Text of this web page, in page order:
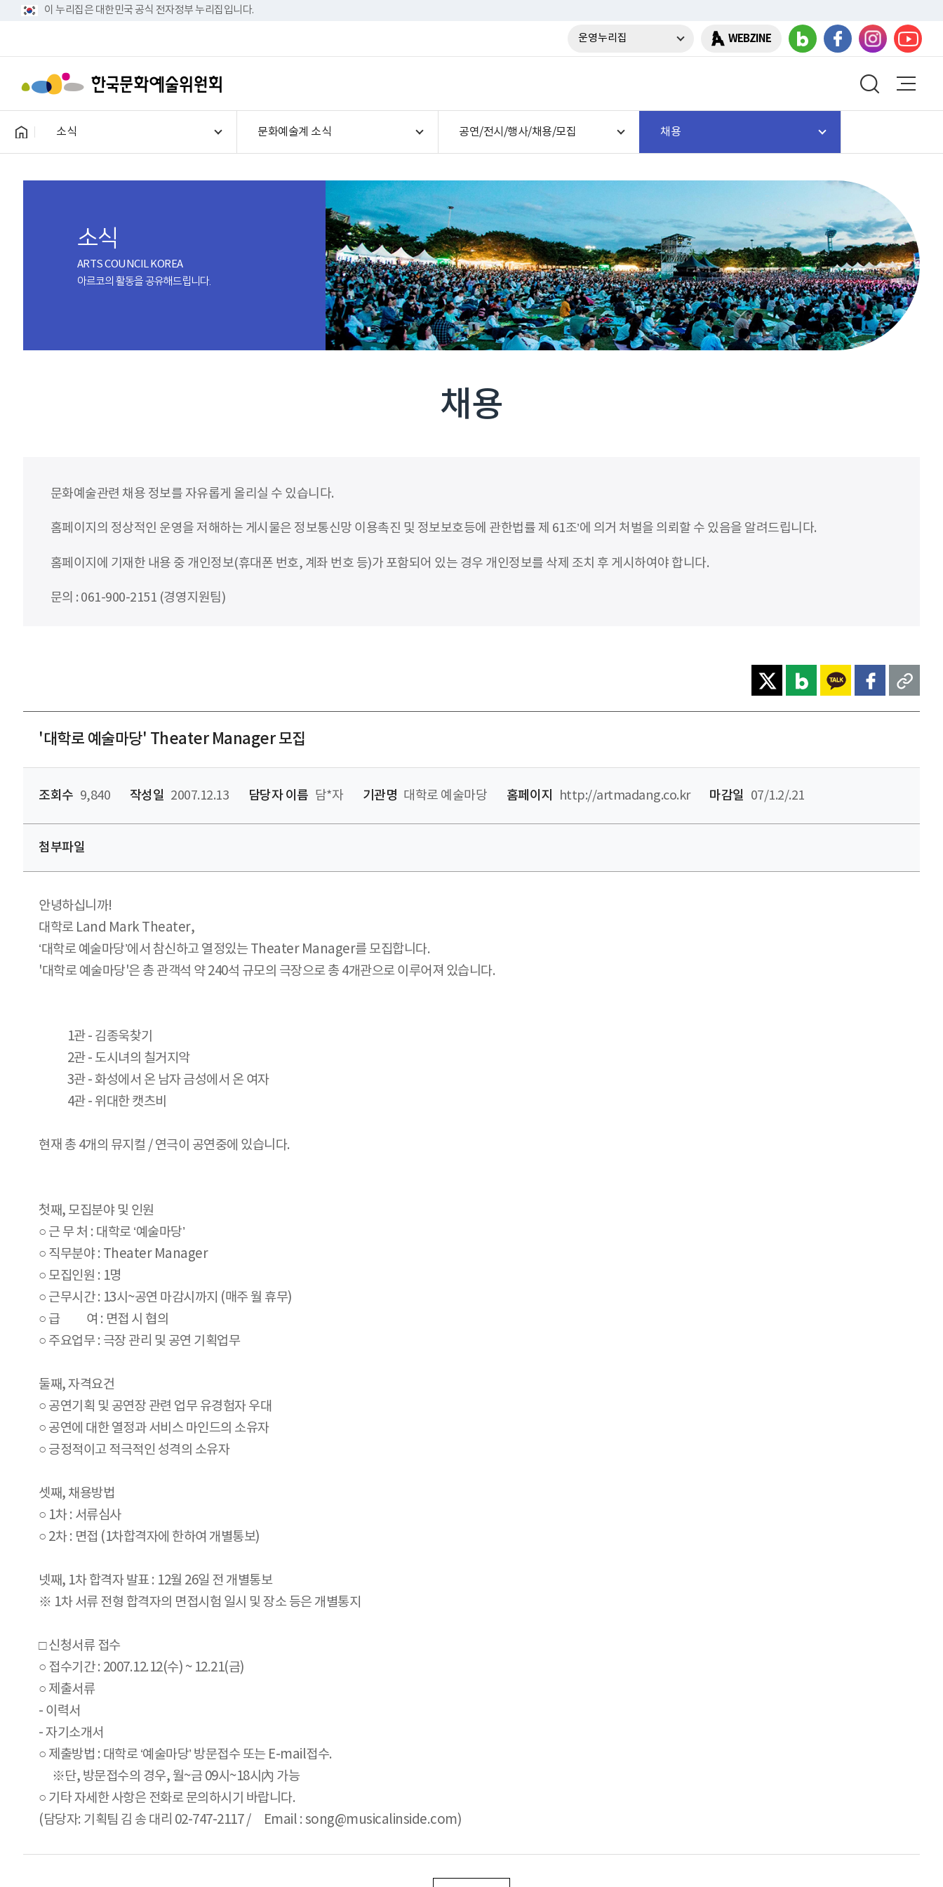
이 누리집은 대한민국 공식 전자정부 누리집입니다.
운영누리집 WEBZINE
소식 문화예술계 소식 공연/전시/행사/채용/모집 채용
소식
ARTS COUNCIL KOREA
아르코의 활동을 공유해드립니다.
채용
문화예술관련 채용 정보를 자유롭게 올리실 수 있습니다.
홈페이지의 정상적인 운영을 저해하는 게시물은 정보통신망 이용촉진 및 정보보호등에 관한법률 제 61조’에 의거 처벌을 의뢰할 수 있음을 알려드립니다.
홈페이지에 기재한 내용 중 개인정보(휴대폰 번호, 계좌 번호 등)가 포함되어 있는 경우 개인정보를 삭제 조치 후 게시하여야 합니다.
문의 : 061-900-2151 (경영지원팀)
'대학로 예술마당' Theater Manager 모집
조회수 9,840 작성일 2007.12.13 담당자 이름 담*자 기관명 대학로 예술마당 홈페이지 http://artmadang.co.kr 마감일 07/1.2/.21
첨부파일
안녕하십니까!
대학로 Land Mark Theater,
‘대학로 예술마당’에서 참신하고 열정있는 Theater Manager를 모집합니다.
'대학로 예술마당'은 총 관객석 약 240석 규모의 극장으로 총 4개관으로 이루어져 있습니다.
1관 - 김종욱찾기
2관 - 도시녀의 칠거지악
3관 - 화성에서 온 남자 금성에서 온 여자
4관 - 위대한 캣츠비
현재 총 4개의 뮤지컬 / 연극이 공연중에 있습니다.
첫째, 모집분야 및 인원
○ 근 무 처 : 대학로 ‘예술마당’
○ 직무분야 : Theater Manager
○ 모집인원 : 1명
○ 근무시간 : 13시~공연 마감시까지 (매주 월 휴무)
○ 급 여 : 면접 시 협의
○ 주요업무 : 극장 관리 및 공연 기획업무
둘째, 자격요건
○ 공연기획 및 공연장 관련 업무 유경험자 우대
○ 공연에 대한 열정과 서비스 마인드의 소유자
○ 긍정적이고 적극적인 성격의 소유자
셋째, 채용방법
○ 1차 : 서류심사
○ 2차 : 면접 (1차합격자에 한하여 개별통보)
넷째, 1차 합격자 발표 : 12월 26일 전 개별통보
※ 1차 서류 전형 합격자의 면접시험 일시 및 장소 등은 개별통지
□ 신청서류 접수
○ 접수기간 : 2007.12.12(수) ~ 12.21(금)
○ 제출서류
- 이력서
- 자기소개서
○ 제출방법 : 대학로 ‘예술마당’ 방문접수 또는 E-mail접수.
※단, 방문접수의 경우, 월~금 09시~18시內 가능
○ 기타 자세한 사항은 전화로 문의하시기 바랍니다.
(담당자: 기획팀 김 송 대리 02-747-2117 / Email : song@musicalinside.com)